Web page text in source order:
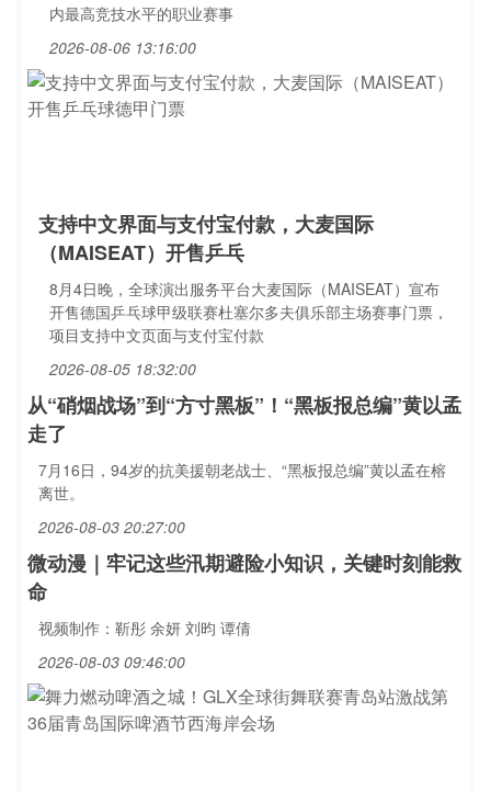
内最高竞技水平的职业赛事
2026-08-06 13:16:00
支持中文界面与支付宝付款，大麦国际
（MAISEAT）开售乒乓
8月4日晚，全球演出服务平台大麦国际（MAISEAT）宣布
开售德国乒乓球甲级联赛杜塞尔多夫俱乐部主场赛事门票，
项目支持中文页面与支付宝付款
2026-08-05 18:32:00
从“硝烟战场”到“方寸黑板”！“黑板报总编”黄以孟
走了
7月16日，94岁的抗美援朝老战士、“黑板报总编”黄以孟在榕
离世。
2026-08-03 20:27:00
微动漫｜牢记这些汛期避险小知识，关键时刻能救
命
视频制作：靳彤 余妍 刘昀 谭倩
2026-08-03 09:46:00